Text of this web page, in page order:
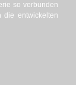
so verbunden
die entwickelten